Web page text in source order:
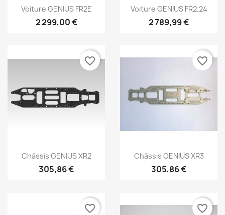
Aperçu rapide
Voiture GENIUS FR2E
2 299,00 €
Aperçu rapide
Voiture GENIUS FR2.24
2 789,99 €
Aperçu rapide
Châssis GENIUS XR2
305,86 €
favorite_border
Aperçu rapide
Châssis GENIUS XR3
305,86 €
favorite_border
favorite_border favorite_border